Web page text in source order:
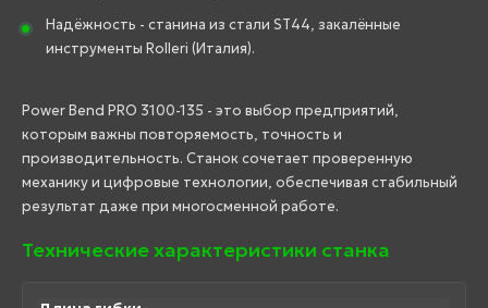
Надёжность - станина из стали ST44, закалённые
инструменты Rolleri (Италия).
Power Bend PRO 3100-135 - это выбор предприятий,
которым важны повторяемость, точность и
производительность. Станок сочетает проверенную
механику и цифровые технологии, обеспечивая стабильный
результат даже при многосменной работе.
Технические характеристики станка